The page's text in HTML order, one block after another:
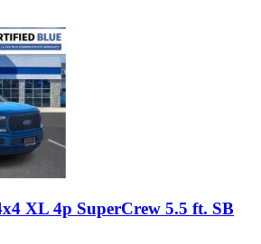
XL 4p SuperCrew 5.5 ft. SB